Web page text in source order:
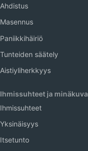
Ahdistus
Masennus
Paniikkihäiriö
Tunteiden säätely
Aistiyliherkkyys
Ihmissuhteet ja minäkuva
Ihmissuhteet
Yksinäisyys
Itsetunto